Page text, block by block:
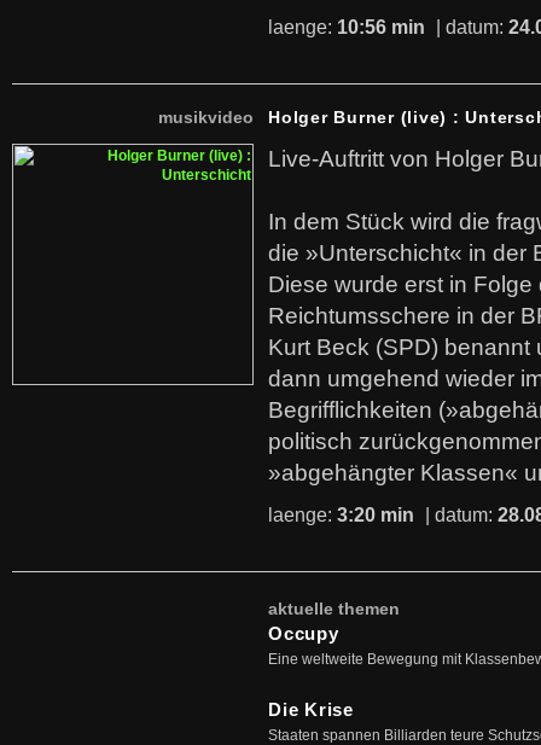
laenge: 10:56 min | datum:
musikvideo Holger Burner (live) :
Live-Auftritt von Holger
In dem Stück wird die
die »Unterschicht« in der
Diese wurde erst in
Reichtumsschere in der
Kurt Beck (SPD)
dann umgehend wieder
Begrifflichkeiten
politisch
»abgehängter Klassen«
laenge: 3:20 min | datum:
aktuelle themen
Occupy
Eine weltweite Bewegung mit
Die Krise
Staaten spannen Billiarden teure